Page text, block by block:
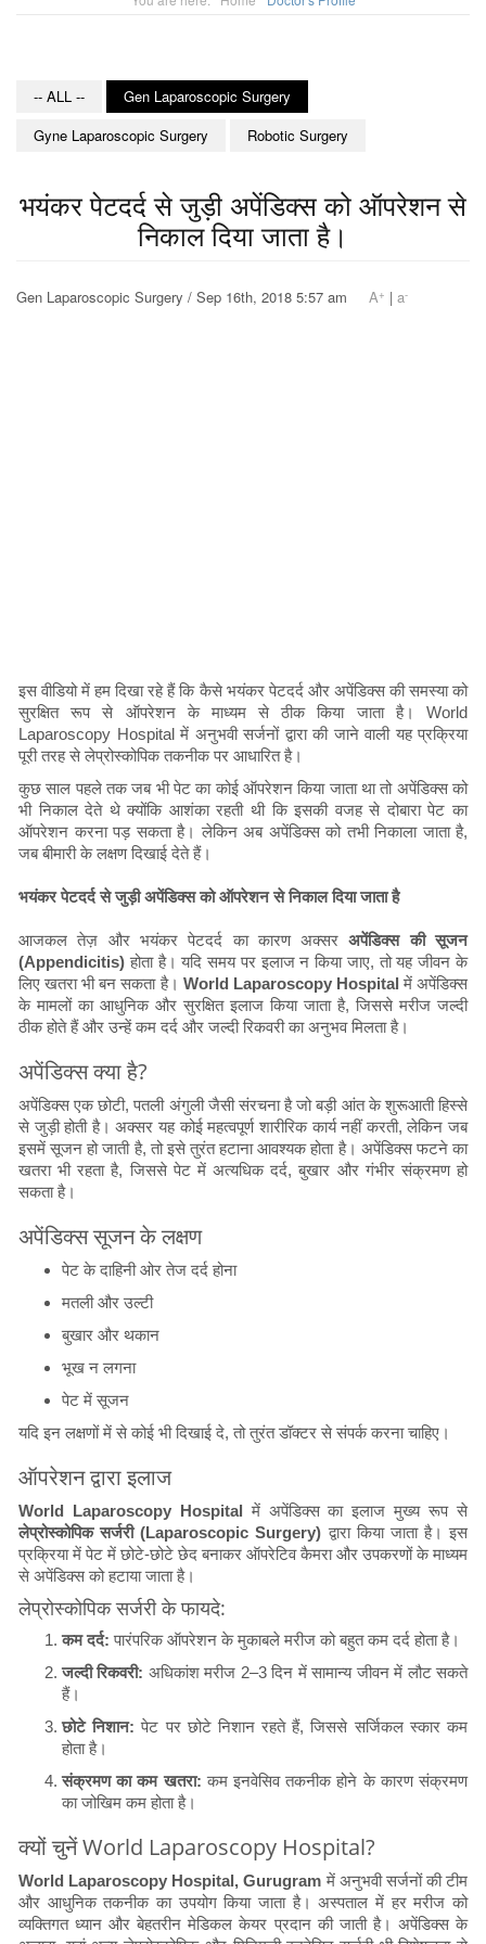
-- ALL --
Gen Laparoscopic Surgery
Gyne Laparoscopic Surgery
Robotic Surgery
भयंकर पेटदर्द से जुड़ी अपेंडिक्स को ऑपरेशन से
निकाल दिया जाता है।
Gen Laparoscopic Surgery / Sep 16th, 2018 5:57 am A+ | a-
इस वीडियो में हम दिखा रहे हैं कि कैसे भयंकर पेटदर्द और अपेंडिक्स की समस्या को
सुरक्षित रूप से ऑपरेशन के माध्यम से ठीक किया जाता है। World
Laparoscopy Hospital में अनुभवी सर्जनों द्वारा की जाने वाली यह प्रक्रिया
पूरी तरह से लेप्रोस्कोपिक तकनीक पर आधारित है।
कुछ साल पहले तक जब भी पेट का कोई ऑपरेशन किया जाता था तो अपेंडिक्स को
भी निकाल देते थे क्योंकि आशंका रहती थी कि इसकी वजह से दोबारा पेट का
ऑपरेशन करना पड़ सकता है। लेकिन अब अपेंडिक्स को तभी निकाला जाता है,
जब बीमारी के लक्षण दिखाई देते हैं।
भयंकर पेटदर्द से जुड़ी अपेंडिक्स को ऑपरेशन से निकाल दिया जाता है
आजकल तेज़ और भयंकर पेटदर्द का कारण अक्सरअपेंडिक्स की सूजन
(Appendicitis) होता है। यदि समय पर इलाज न किया जाए, तो यह जीवन के
लिए खतरा भी बन सकता है। World Laparoscopy Hospital में अपेंडिक्स
के मामलों का आधुनिक और सुरक्षित इलाज किया जाता है, जिससे मरीज जल्दी
ठीक होते हैं और उन्हें कम दर्द और जल्दी रिकवरी का अनुभव मिलता है।
अपेंडिक्स क्या है?
अपेंडिक्स एक छोटी, पतली अंगुली जैसी संरचना है जो बड़ी आंत के शुरूआती हिस्से
से जुड़ी होती है। अक्सर यह कोई महत्वपूर्ण शारीरिक कार्य नहीं करती, लेकिन जब
इसमें सूजन हो जाती है, तो इसे तुरंत हटाना आवश्यक होता है। अपेंडिक्स फटने का
खतरा भी रहता है, जिससे पेट में अत्यधिक दर्द, बुखार और गंभीर संक्रमण हो
सकता है।
अपेंडिक्स सूजन के लक्षण
पेट के दाहिनी ओर तेज दर्द होना
मतली और उल्टी
बुखार और थकान
भूख न लगना
पेट में सूजन
यदि इन लक्षणों में से कोई भी दिखाई दे, तो तुरंत डॉक्टर से संपर्क करना चाहिए।
ऑपरेशन द्वारा इलाज
World Laparoscopy Hospital में अपेंडिक्स का इलाज मुख्य रूप से
लेप्रोस्कोपिक सर्जरी (Laparoscopic Surgery) द्वारा किया जाता है। इस
प्रक्रिया में पेट में छोटे-छोटे छेद बनाकर ऑपरेटिव कैमरा और उपकरणों के माध्यम
से अपेंडिक्स को हटाया जाता है।
लेप्रोस्कोपिक सर्जरी के फायदे:
कम दर्द: पारंपरिक ऑपरेशन के मुकाबले मरीज को बहुत कम दर्द होता है।
जल्दी रिकवरी: अधिकांश मरीज 2–3 दिन में सामान्य जीवन में लौट सकते
हैं।
छोटे निशान: पेट पर छोटे निशान रहते हैं, जिससे सर्जिकल स्कार कम
होता है।
संक्रमण का कम खतरा: कम इनवेसिव तकनीक होने के कारण संक्रमण
का जोखिम कम होता है।
क्यों चुनें World Laparoscopy Hospital?
World Laparoscopy Hospital, Gurugram में अनुभवी सर्जनों की टीम
और आधुनिक तकनीक का उपयोग किया जाता है। अस्पताल में हर मरीज को
व्यक्तिगत ध्यान और बेहतरीन मेडिकल केयर प्रदान की जाती है। अपेंडिक्स के